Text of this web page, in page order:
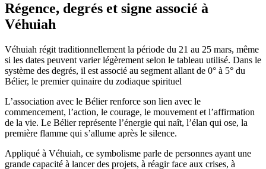
Régence, degrés et signe associé à
Véhuiah
Véhuiah régit traditionnellement la période du 21 au 25 mars, même
si les dates peuvent varier légèrement selon le tableau utilisé. Dans le
système des degrés, il est associé au segment allant de 0° à 5° du
Bélier, le premier quinaire du zodiaque spirituel
L’association avec le Bélier renforce son lien avec le
commencement, l’action, le courage, le mouvement et l’affirmation
de la vie. Le Bélier représente l’énergie qui naît, l’élan qui ose, la
première flamme qui s’allume après le silence.
Appliqué à Véhuiah, ce symbolisme parle de personnes ayant une
grande capacité à lancer des projets, à réagir face aux crises, à